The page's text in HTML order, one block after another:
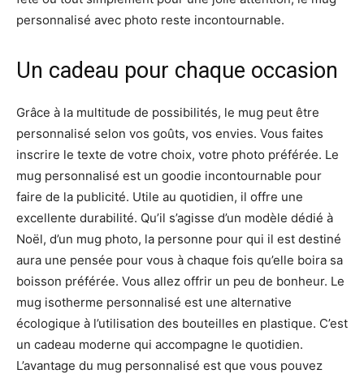
personnalisé avec photo reste incontournable.
Un cadeau pour chaque occasion
Grâce à la multitude de possibilités, le mug peut être
personnalisé selon vos goûts, vos envies. Vous faites
inscrire le texte de votre choix, votre photo préférée. Le
mug personnalisé est un goodie incontournable pour
faire de la publicité. Utile au quotidien, il offre une
excellente durabilité. Qu’il s’agisse d’un modèle dédié à
Noël, d’un mug photo, la personne pour qui il est destiné
aura une pensée pour vous à chaque fois qu’elle boira sa
boisson préférée. Vous allez offrir un peu de bonheur. Le
mug isotherme personnalisé est une alternative
écologique à l’utilisation des bouteilles en plastique. C’est
un cadeau moderne qui accompagne le quotidien.
L’avantage du mug personnalisé est que vous pouvez